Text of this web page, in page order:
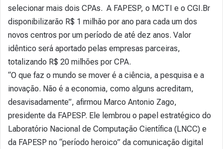
selecionar mais dois CPAs. A FAPESP, o MCTI e o CGI.Br
disponibilizarão R$ 1 milhão por ano para cada um dos
novos centros por um período de até dez anos. Valor
idêntico será aportado pelas empresas parceiras,
totalizando R$ 20 milhões por CPA.
“O que faz o mundo se mover é a ciência, a pesquisa e a
inovação. Não é a economia, como alguns acreditam,
desavisadamente”, afirmou Marco Antonio Zago,
presidente da FAPESP. Ele lembrou o papel estratégico do
Laboratório Nacional de Computação Científica (LNCC) e
da FAPESP no “período heroico” da comunicação digital